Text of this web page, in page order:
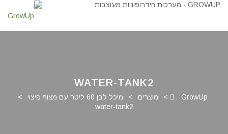
WATER-TANK2
GrowUp
> מוצרים > מיכל לבן 60 ליטר עם מצוף פיצוי
>
water-tank2